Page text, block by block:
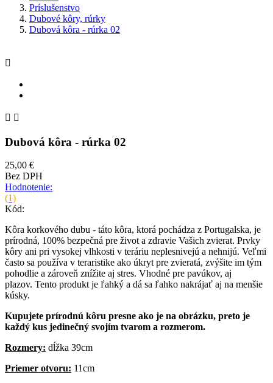
Príslušenstvo
Dubové kôry, rúrky
Dubová kôra - rúrka 02

 
Dubová kôra - rúrka 02
25,00 €
Bez DPH
Hodnotenie:
(1)
Kód:
Kôra korkového dubu - táto kôra, ktorá pochádza z Portugalska, je
prírodná, 100% bezpečná pre život a zdravie Vašich zvierat. Prvky
kôry ani pri vysokej vlhkosti v teráriu neplesnivejú a nehnijú. Veľmi
často sa používa v teraristike ako úkryt pre zvieratá, zvýšite im tým
pohodlie a zároveň znížite aj stres. Vhodné pre pavúkov, aj
plazov. Tento produkt je ľahký a dá sa ľahko nakrájať aj na menšie
kúsky.
Kupujete prírodnú kôru presne ako je na obrázku, preto je
každý kus jedinečný svojím tvarom a rozmerom.
Rozmery: dĺžka 39cm
Priemer otvoru: 11cm